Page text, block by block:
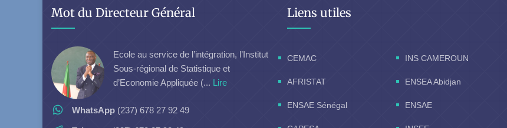
Mot du Directeur Général
Ecole au service de l’intégration, l’Institut
Sous-régional de Statistique et
d’Economie Appliquée (... Lire
WhatsApp (237) 678 27 92 49
Liens utiles
CEMAC INS CAMEROUN
AFRISTAT ENSEA Abidjan
ENSAE Sénégal ENSAE